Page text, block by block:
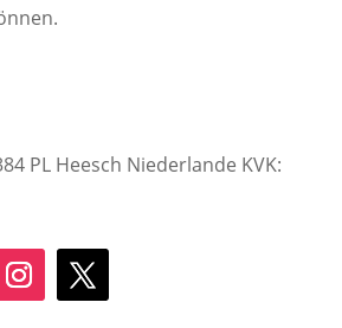
PL Heesch Niederlande KVK: